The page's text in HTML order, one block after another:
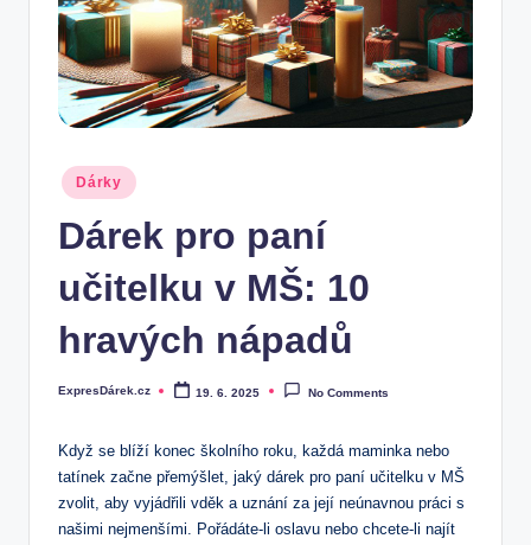
Posted
in
Dárky
Dárek pro paní
učitelku v MŠ: 10
hravých nápadů
Posted
ExpresDárek.cz 19. 6. 2025 No Comments
Když se blíží konec školního roku, každá maminka nebo
tatínek začne přemýšlet, jaký dárek pro paní učitelku v MŠ
zvolit, aby vyjádřili vděk a uznání za její neúnavnou práci s
našimi nejmenšími. Pořádáte-li oslavu nebo chcete-li najít